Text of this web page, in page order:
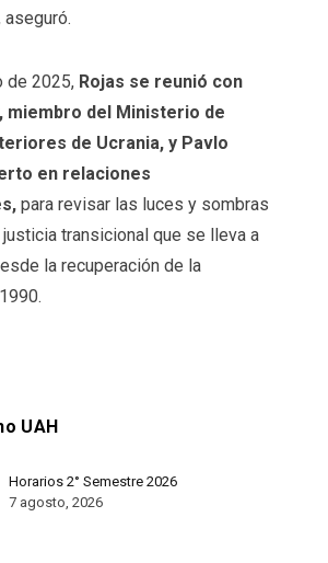
de 2025, Rojas se reunió con
miembro del Ministerio de
de Ucrania, y Pavlo
en relaciones
para revisar las luces y sombras
transicional que se lleva a
la recuperación de la
UAH
Horarios 2° Semestre 2026
7 agosto, 2026